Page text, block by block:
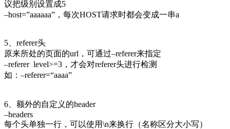
议把级别设置成5
–host=”aaaaaa”，每次HOST请求时都会变成一串a
5、referer头
原来所处的页面的url，可通过–referer来指定
–referer level>=3，才会对referer头进行检测
如：–referer=“aaaa”
6、额外的自定义的header
–headers
每个头单独一行，可以使用\n来换行（名称区分大小写）